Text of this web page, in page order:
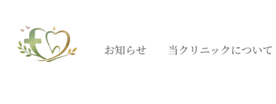
お知らせ 当クリニックについて